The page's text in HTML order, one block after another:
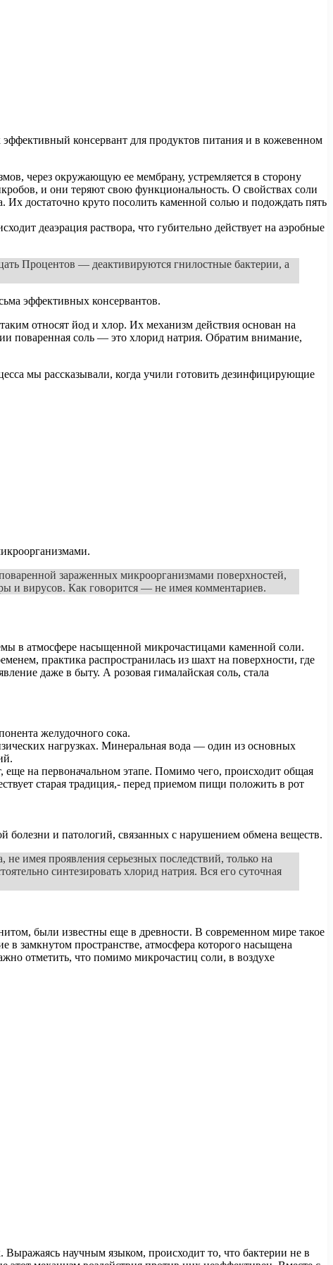
консервант для продуктов питания и в кожевенном
через окружающую ее мембрану, устремляется в сторону
и они теряют свою функциональность. О свойствах соли
достаточно круто посолить каменной солью и подождать пять
деаэрация раствора, что губительно действует на аэробные
Процентов — деактивируются гнилостные бактерии, а
эффективных консервантов.
относят йод и хлор. Их механизм действия основан на
поваренная соль — это хлорид натрия. Обратим внимание,
мы рассказывали, когда учили готовить дезинфицирующие
зараженных микроорганизмами поверхностей,
и вирусов. Как говорится — не имея комментариев.
в атмосфере насыщенной микрочастицами каменной соли.
практика распространилась из шахт на поверхности, где
даже в быту. А розовая гималайская соль, стала
желудочного сока.
нагрузках. Минеральная вода — один из основных
еще на первоначальном этапе. Помимо чего, происходит общая
старая традиция,- перед приемом пищи положить в рот
и патологий, связанных с нарушением обмена веществ.
имея проявления серьезных последствий, только на
синтезировать хлорид натрия. Вся его суточная
были известны еще в древности. В современном мире такое
замкнутом пространстве, атмосфера которого насыщена
отметить, что помимо микрочастиц соли, в воздухе
научным языком, происходит то, что бактерии не в